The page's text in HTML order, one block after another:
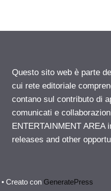
Questo sito web è parte
cui rete editoriale
contano sul contributo di
comunicati e
ENTERTAINMENT
releases and other
• Creato con GeneratePress